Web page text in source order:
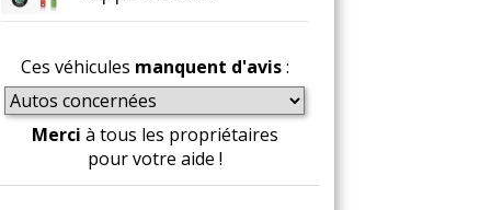
Ces véhicules manquent d'avis:
Merci à tous les propriétaires
pour votre aide !